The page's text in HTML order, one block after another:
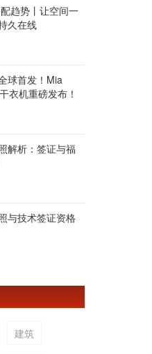
趋势丨让空间一
久在线
球首发！Mia
衣机重磅发布！
解析：签证与福
与技术签证资格
建筑